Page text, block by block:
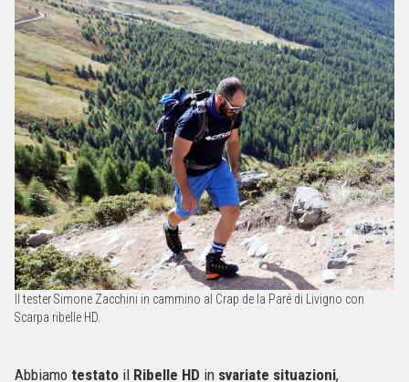
Il tester Simone Zacchini in cammino al Crap de la Paré di Livigno con
Scarpa ribelle HD.
Abbiamo testato il Ribelle HD in svariate situazioni,